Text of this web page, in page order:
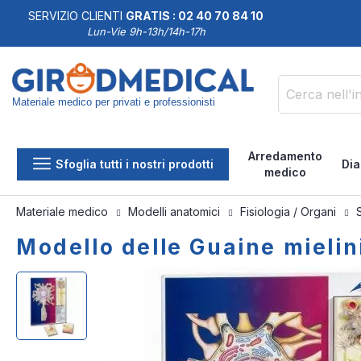
SERVIZIO CLIENTI GRATIS : 02 40 70 84 10
Lun-Vie 9h-13h/14h-17h
O RIMBORSATI
Materiale medico per privati e professionisti
Sfoglia tutti i nostri prodotti
Arredamento
medico
Materiale medico Modelli anatomici Fisiologia / Organi
Modello delle Guaine
Vai
alla
fine
della
galleria
Vai
all'inizio
della
galleria
di